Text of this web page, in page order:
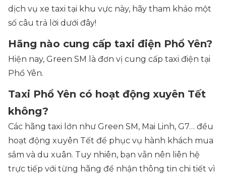
dịch vụ xe taxi tại khu vực này, hãy tham khảo một
số câu trả lời dưới đây!
Hãng nào cung cấp taxi điện Phổ Yên?
Hiện nay, Green SM là đơn vị cung cấp taxi điện tại
Phổ Yên.
Taxi Phổ Yên có hoạt động xuyên Tết
không?
Các hãng taxi lớn như Green SM, Mai Linh, G7… đều
hoạt động xuyên Tết để phục vụ hành khách mua
sắm và du xuân. Tuy nhiên, bạn vẫn nên liên hệ
trực tiếp với từng hãng để nhận thông tin chi tiết vì